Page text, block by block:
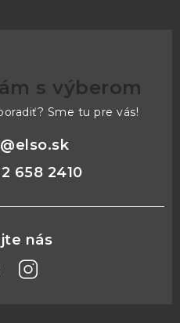
s výberom
Sme tu pre vás!
@elso.sk
658 2410